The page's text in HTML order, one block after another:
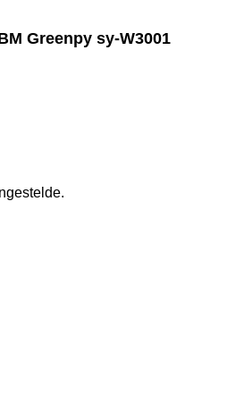
Greenpy sy-W3001